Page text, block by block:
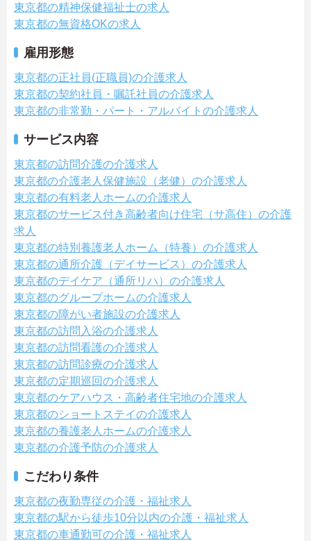
東京都の精神保健福祉士の求人
東京都の無資格OKの求人
雇用形態
東京都の正社員(正職員)の介護求人
東京都の契約社員・嘱託社員の介護求人
東京都の非常勤・パート・アルバイトの介護求人
サービス内容
東京都の訪問介護の介護求人
東京都の介護老人保健施設（老健）の介護求人
東京都の有料老人ホームの介護求人
東京都のサービス付き高齢者向け住宅（サ高住）の介護
求人
東京都の特別養護老人ホーム（特養）の介護求人
東京都の通所介護（デイサービス）の介護求人
東京都のデイケア（通所リハ）の介護求人
東京都のグループホームの介護求人
東京都の障がい者施設の介護求人
東京都の訪問入浴の介護求人
東京都の訪問看護の介護求人
東京都の訪問診療の介護求人
東京都の定期巡回の介護求人
東京都のケアハウス・高齢者住宅地の介護求人
東京都のショートステイの介護求人
東京都の養護老人ホームの介護求人
東京都の介護予防の介護求人
こだわり条件
東京都の夜勤専従の介護・福祉求人
東京都の駅から徒歩10分以内の介護・福祉求人
東京都の車通勤可の介護・福祉求人